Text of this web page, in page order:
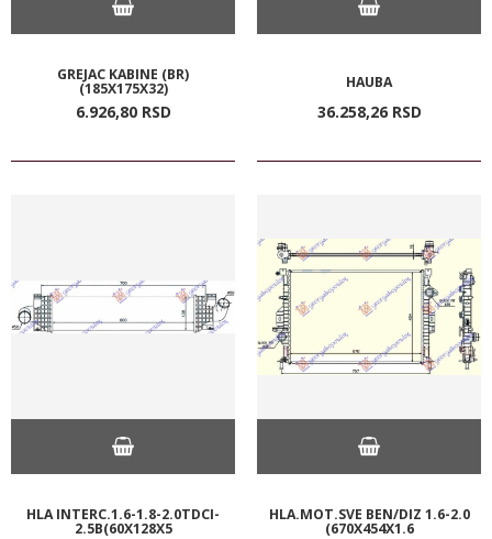
GREJAC KABINE (BR)
(185X175X32)
6.926,80 RSD
HAUBA
36.258,26 RSD
HLA INTERC.1.6-1.8-2.0TDCI-
2.5B(60X128X5
HLA.MOT.SVE BEN/DIZ 1.6-2.0
(670X454X1.6